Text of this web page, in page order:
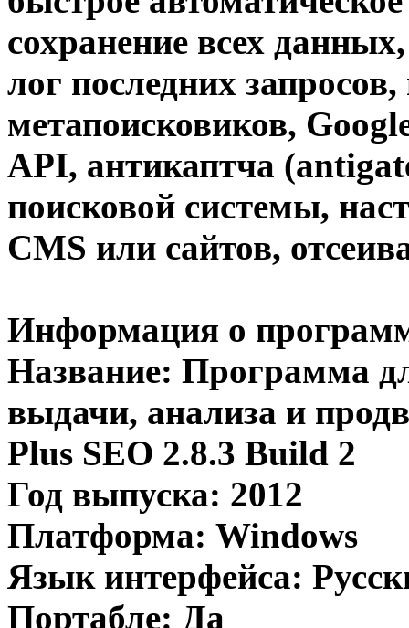
сохранение всех
лог последних запросов,
метапоисковиков,
API, антикаптча
поисковой системы,
CMS или сайтов,
Информация о
Название: Программа
выдачи, анализа и
Plus SEO 2.8.3 Build 2
Год выпуска: 2012
Платформа: Windows
Язык интерфейса:
Портабле: Да